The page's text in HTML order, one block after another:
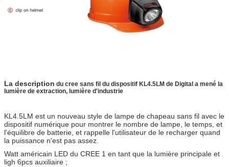
La description du cree sans fil du dispositif KL4.5LM de Digital a mené la
lumière de extraction, lumière d'industrie
KL4.5LM est un nouveau style de lampe de chapeau sans fil avec le
dispositif numérique pour montrer le nombre de lampe, le temps, et
l'équilibre de batterie, et rappelle l'utilisateur de le recharger quand
la puissance n'est pas assez.
Watt américain LED du CREE 1 en tant que la lumière principale et
ligh 6pcs auxiliaire ;